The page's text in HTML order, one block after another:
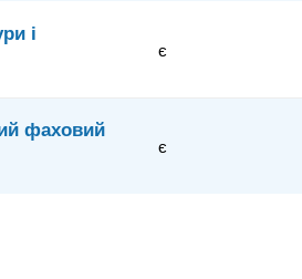
і
є
фаховий
є